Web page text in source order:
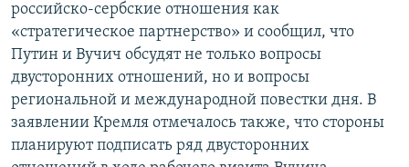
российско-сербские отношения как
«стратегическое партнерство» и сообщил, что
Путин и Вучич обсудят не только вопросы
двусторонних отношений, но и вопросы
региональной и международной повестки дня. В
заявлении Кремля отмечалось также, что стороны
планируют подписать ряд двусторонних